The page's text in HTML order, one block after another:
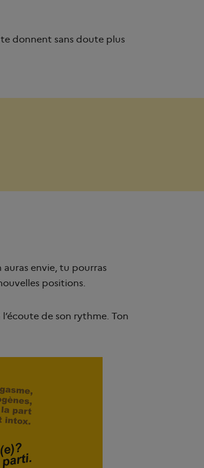
donnent sans doute plus
envie, tu pourras
positions.
de son rythme. Ton